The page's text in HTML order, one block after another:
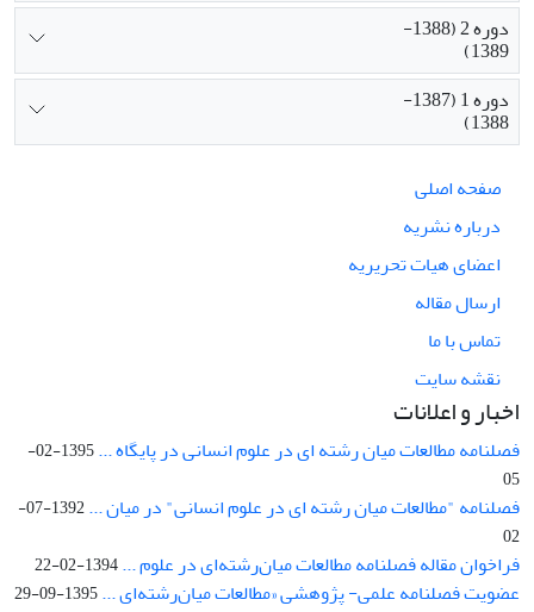
دوره 2 (1388-
1389)
دوره 1 (1387-
1388)
صفحه اصلی
درباره نشریه
اعضای هیات تحریریه
ارسال مقاله
تماس با ما
نقشه سایت
اخبار و اعلانات
فصلنامه مطالعات میان رشته ای در علوم انسانی در پایگاه ...
1395-02-
05
فصلنامه "مطالعات میان رشته ای در علوم انسانی" در میان ...
1392-07-
02
فراخوان مقاله فصلنامه مطالعات میان‌رشته‌ای در علوم ...1394-02-22
عضویت فصلنامه علمی- پژوهشی «مطالعات میان‌رشته‌ای ...1395-09-29